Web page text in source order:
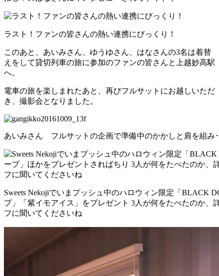
ラスト！ファンの皆さんの熱い連携にびっくり！
このあと、あいみさん、ゆうゆさん、はなさんの3名は着替
えをして貸切列車の旅に参加のファンの皆さんと上越妙高駅
へ。
電車の旅を楽しまれたあと、再びフルサットにお越しいただ
き、撮影会となりました。
あいみさん フルサットの企画で準備中のかかしと肩を組み
Sweets Nekojiでいまプッシュ中のハロウィン限定「BLACK
プ」「紫イモアイス」をプレゼント 3人が何をたべたのか、
フに聞いてくださいね